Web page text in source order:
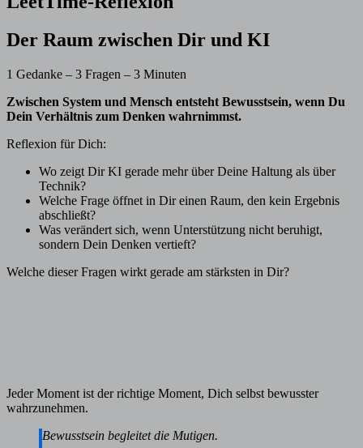
Der Raum zwischen Dir und KI
1 Gedanke – 3 Fragen – 3 Minuten
Zwischen System und Mensch entsteht Bewusstsein, wenn Du
Dein Verhältnis zum Denken wahrnimmst.
Reflexion für Dich:
Wo zeigt Dir KI gerade mehr über Deine Haltung als über
Technik?
Welche Frage öffnet in Dir einen Raum, den kein Ergebnis
abschließt?
Was verändert sich, wenn Unterstützung nicht beruhigt,
sondern Dein Denken vertieft?
Welche dieser Fragen wirkt gerade am stärksten in Dir?
Jeder Moment ist der richtige Moment, Dich selbst bewusster
wahrzunehmen.
Bewusstsein begleitet die Mutigen.